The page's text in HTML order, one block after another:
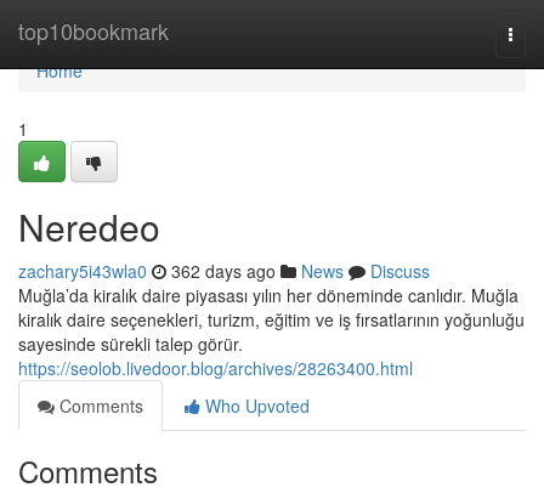
top10bookmark
Home
Home
1
Neredeo
zachary5i43wla0 362 days ago News
Discuss
Muğla’da kiralık daire piyasası yılın her döneminde canlıdır. Muğla
kiralık daire seçenekleri, turizm, eğitim ve iş fırsatlarının yoğunluğu
sayesinde sürekli talep görür.
https://seolob.livedoor.blog/archives/28263400.html
Comments
Who Upvoted
Comments